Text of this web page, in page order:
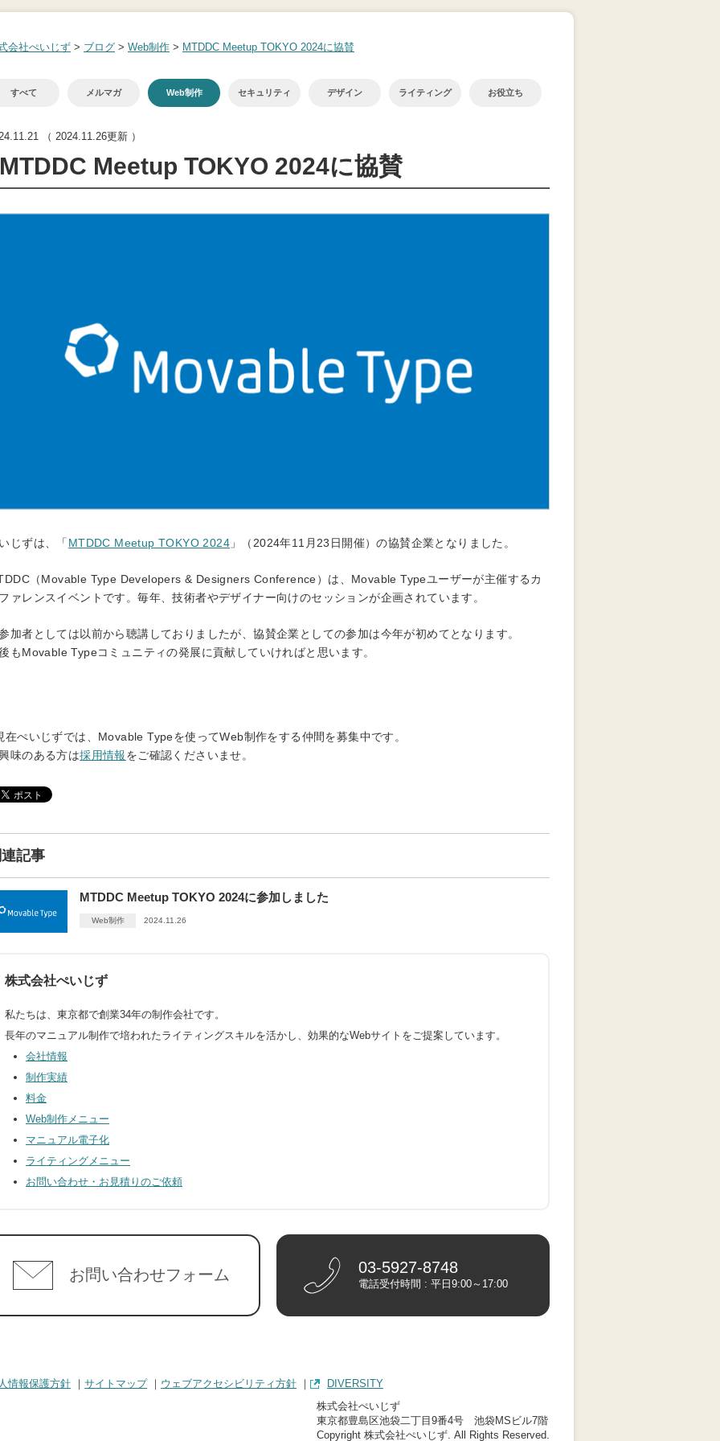
す）
会社ぺいじず > ブログ > Web制作 > MTDDC Meetup TOKYO 2024に協賛
すべて メルマガ Web制作 セキュリティ デザイン ライティング お役立ち
（ 2024.11.26更新 ）
MTDDC Meetup TOKYO 2024に協賛
じずは、「 MTDDC Meetup TOKYO 2024 」（2024年11月23日開催）の協賛企業となりました。
（Movable Type Developers & Designers Conference）は、Movable Typeユーザーが主催するカ
ァレンスイベントです。毎年、技術者やデザイナー向けのセッションが企画されています。
加者としては以前から聴講しておりましたが、協賛企業としての参加は今年が初めてとなります。
もMovable Typeコミュニティの発展に貢献していければと思います。
在ぺいじずでは、Movable Typeを使ってWeb制作をする仲間を募集中です。
味のある方は採用情報をご確認くださいませ。
記事
MTDDC Meetup TOKYO 2024に参加しました
Web制作 2024.11.26
株式会社ぺいじず
私たちは、東京都で創業34年の制作会社です。
長年のマニュアル制作で培われたライティングスキルを活かし、効果的なWebサイトをご提案しています。
会社情報
制作実績
料金
Web制作メニュー
マニュアル電子化
ライティングメニュー
お問い合わせ・お見積りのご依頼
お問い合わせフォーム 03-5927-8748
電話受付時間 : 平日9:00～17:00
情報保護方針 サイトマップ ウェブアクセシビリティ方針 DIVERSITY（別タブで開きます）
株式会社ぺいじず
東京都豊島区池袋二丁目9番4号 池袋MSビル7階
Copyright 株式会社ぺいじず. All Rights Reserved.